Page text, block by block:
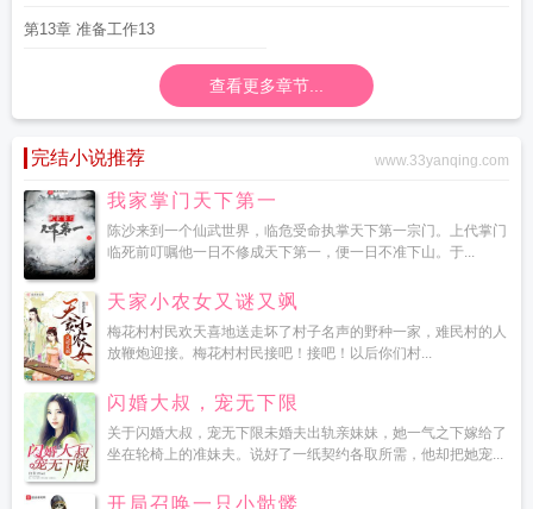
第13章 准备工作13
查看更多章节...
完结小说推荐 www.33yanqing.com
我家掌门天下第一
陈沙来到一个仙武世界，临危受命执掌天下第一宗门。上代掌门
临死前叮嘱他一日不修成天下第一，便一日不准下山。于...
天家小农女又谜又飒
梅花村村民欢天喜地送走坏了村子名声的野种一家，难民村的人
放鞭炮迎接。梅花村村民接吧！接吧！以后你们村...
闪婚大叔，宠无下限
关于闪婚大叔，宠无下限未婚夫出轨亲妹妹，她一气之下嫁给了
坐在轮椅上的准妹夫。说好了一纸契约各取所需，他却把她宠...
开局召唤一只小骷髅